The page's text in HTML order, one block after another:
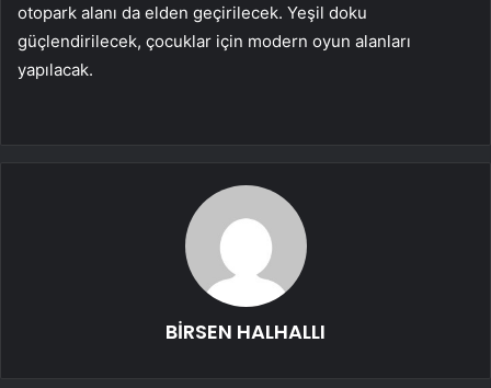
otopark alanı da elden geçirilecek. Yeşil doku
güçlendirilecek, çocuklar için modern oyun alanları
yapılacak.
BİRSEN HALHALLI